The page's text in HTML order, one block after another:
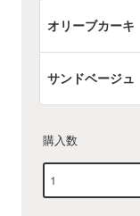
オリーブカーキ
サンドベージュ
購入数